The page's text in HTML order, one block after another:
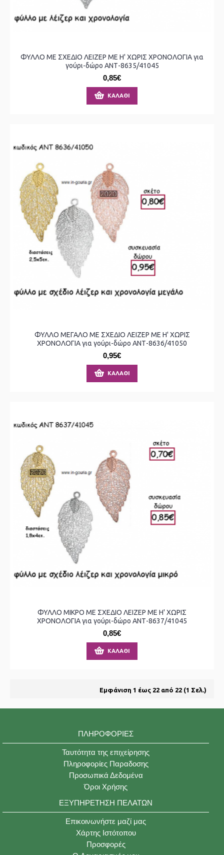
ΦΥΛΛΟ ΜΕ ΣΧΕΔΙΟ ΛΕΙΖΕΡ ΜΕ Η' ΧΩΡΙΣ ΧΡΟΝΟΛΟΓΙΑ για
γούρι-δώρο ΑΝΤ-8635/41045
0,85€
ΚΑΛΆΘΙ
ΦΥΛΛΟ ΜΕΓΑΛΟ ΜΕ ΣΧΕΔΙΟ ΛΕΙΖΕΡ ΜΕ Η' ΧΩΡΙΣ
ΧΡΟΝΟΛΟΓΙΑ για γούρι-δώρο ΑΝΤ-8636/41050
0,95€
ΚΑΛΆΘΙ
ΦΥΛΛΟ ΜΙΚΡΟ ΜΕ ΣΧΕΔΙΟ ΛΕΙΖΕΡ ΜΕ Η' ΧΩΡΙΣ
ΧΡΟΝΟΛΟΓΙΑ για γούρι-δώρο ΑΝΤ-8637/41045
0,85€
ΚΑΛΆΘΙ
Εμφάνιση 1 έως 22 από 22 (1 Σελ.)
ΠΛΗΡΟΦΟΡΊΕΣ
Ταυτότητα της επιχείρησης
Πληροφορίες Παραδοσης
Προσωπικά Δεδομένα
Όροι Χρήσης
ΕΞΥΠΗΡΈΤΗΣΗ ΠΕΛΑΤΏΝ
Επικοινωνήστε μαζί μας
Χάρτης Ιστότοπου
Προσφορές